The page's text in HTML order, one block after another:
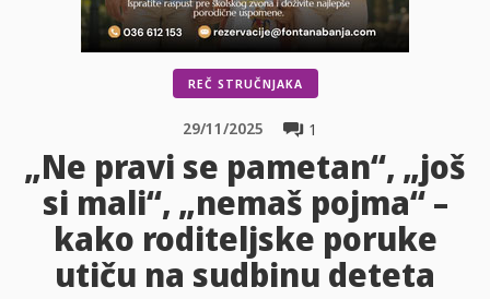
REČ STRUČNJAKA
1
29/11/2025
„Ne pravi se pametan“, „još
si mali“, „nemaš pojma“ –
kako roditeljske poruke
utiču na sudbinu deteta